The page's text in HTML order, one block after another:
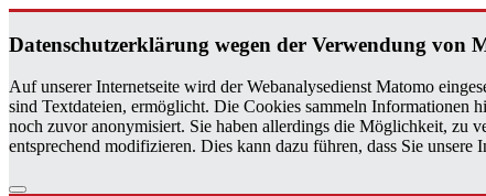
Da­ten­schutz­er­klä­rung wegen der Ver­wen­dung von
Auf unserer Internetseite wird der Webanalysedienst Matomo
sind Textdateien, ermöglicht. Die Cookies sammeln Informationen
noch zuvor anonymisiert. Sie haben allerdings die Möglichkeit, zu
entsprechend modifizieren. Dies kann dazu führen, dass Sie